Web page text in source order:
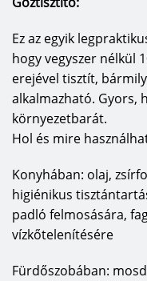
Ez az egyik
hogy vegyszer nélkül
erejével tisztít,
alkalmazható. Gyors,
környezetbarát.
Hol és mire
Konyhában: olaj,
higiénikus
padló felmosására,
vízkőtelenítésére
Fürdőszobában: